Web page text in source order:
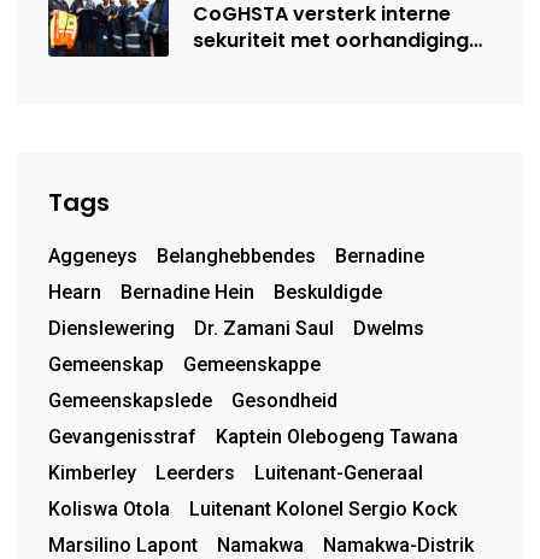
CoGHSTA versterk interne
sekuriteit met oorhandiging
Tags
Aggeneys Belanghebbendes
Bernadine
Hearn
Bernadine Hein
Beskuldigde
Dienslewering
Dr. Zamani Saul
Dwelms
Gemeenskap
Gemeenskappe
Gemeenskapslede
Gesondheid
Gevangenisstraf
Kaptein Olebogeng Tawana
Kimberley
Leerders
Luitenant-Generaal
Koliswa Otola
Luitenant Kolonel Sergio Kock
Marsilino Lapont
Namakwa
Namakwa-Distrik